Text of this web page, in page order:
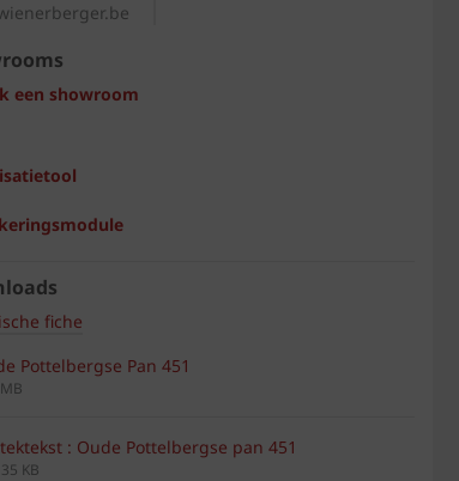
een showroom
fiche
Pottelbergse Pan 451
: Oude Pottelbergse pan 451
KB